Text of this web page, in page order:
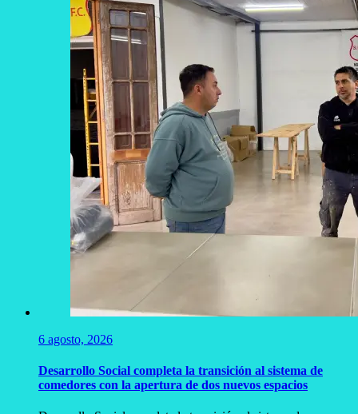
6 agosto, 2026
Desarrollo Social completa la transición al sistema de
comedores con la apertura de dos nuevos espacios